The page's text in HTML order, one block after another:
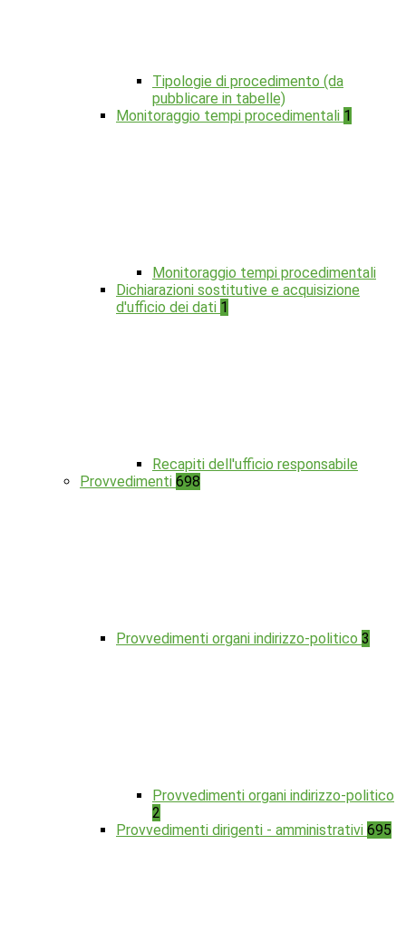
Tipologie di procedimento (da
pubblicare in tabelle)
Monitoraggio tempi procedimentali 1
Monitoraggio tempi procedimentali
Dichiarazioni sostitutive e acquisizione
d'ufficio dei dati 1
Recapiti dell'ufficio responsabile
Provvedimenti 698
Provvedimenti organi indirizzo-politico 3
Provvedimenti organi indirizzo-politico
2
Provvedimenti dirigenti - amministrativi 695